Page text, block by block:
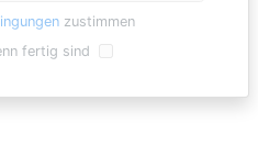
zustimmen
fertig sind